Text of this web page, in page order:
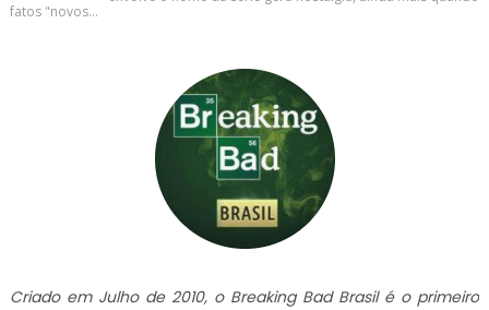
fatos "novos...
Criado em Julho de 2010, o Breaking Bad Brasil é o primeiro